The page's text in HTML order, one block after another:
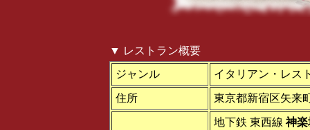
▼ レストラン概要
ジャンル
イタリアン・レス
住所 東京都新宿区矢来
地下鉄 東西線神